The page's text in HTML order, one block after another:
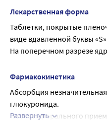
Лекарственная форма
Таблетки, покрытые
виде вдавленной буквы
На поперечном разрезе
Фармакокинетика
Абсорбция
глюкуронида.
После перорального
Развернуть